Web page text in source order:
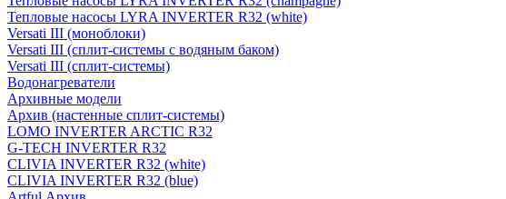
Тепловые насосы LYRA INVERTER R32 (white)
Versati III (моноблоки)
Versati III (сплит-системы с водяным баком)
Versati III (сплит-системы)
Водонагреватели
Архивные модели
Архив (настенные сплит-системы)
LOMO INVERTER ARCTIC R32
G-TECH INVERTER R32
CLIVIA INVERTER R32 (white)
CLIVIA INVERTER R32 (blue)